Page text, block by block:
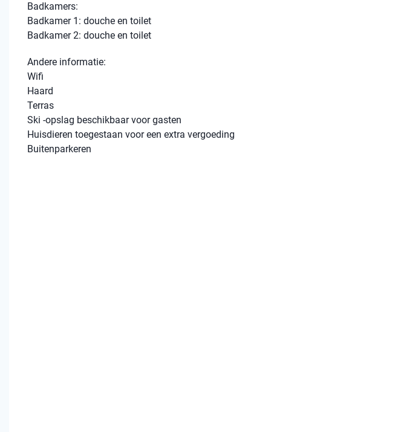
Badkamers:
Badkamer 1: douche en toilet
Badkamer 2: douche en toilet
Andere informatie:
Wifi
Haard
Terras
Ski -opslag beschikbaar voor gasten
Huisdieren toegestaan ​​voor een extra vergoeding
Buitenparkeren